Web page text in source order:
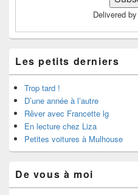
Delivered by
Les petits derniers
Trop tard !
D’une année à l’autre
Rêver avec Francette lg
En lecture chez Liza
Petites voitures à Mulhouse
De vous à moi